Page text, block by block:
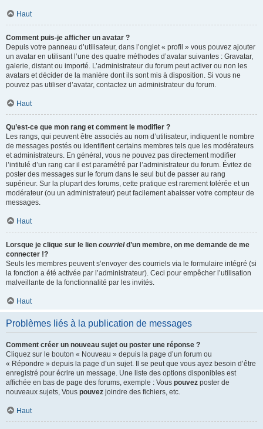
Haut
Comment puis-je afficher un avatar ?
Depuis votre panneau d’utilisateur, dans l’onglet « profil » vous pouvez ajouter
un avatar en utilisant l’une des quatre méthodes d’avatar suivantes : Gravatar,
galerie, distant ou importé. L’administrateur du forum peut activer ou non les
avatars et décider de la manière dont ils sont mis à disposition. Si vous ne
pouvez pas utiliser d’avatar, contactez un administrateur du forum.
Haut
Qu’est-ce que mon rang et comment le modifier ?
Les rangs, qui peuvent être associés au nom d’utilisateur, indiquent le nombre
de messages postés ou identifient certains membres tels que les modérateurs
et administrateurs. En général, vous ne pouvez pas directement modifier
l’intitulé d’un rang car il est paramétré par l’administrateur du forum. Évitez de
poster des messages sur le forum dans le seul but de passer au rang
supérieur. Sur la plupart des forums, cette pratique est rarement tolérée et un
modérateur (ou un administrateur) peut facilement abaisser votre compteur de
messages.
Haut
Lorsque je clique sur le lien courrield’un membre, on me demande de me
connecter !?
Seuls les membres peuvent s’envoyer des courriels via le formulaire intégré (si
la fonction a été activée par l’administrateur). Ceci pour empêcher l’utilisation
malveillante de la fonctionnalité par les invités.
Haut
Problèmes liés à la publication de messages
Comment créer un nouveau sujet ou poster une réponse ?
Cliquez sur le bouton « Nouveau » depuis la page d’un forum ou
« Répondre » depuis la page d’un sujet. Il se peut que vous ayez besoin d’être
enregistré pour écrire un message. Une liste des options disponibles est
affichée en bas de page des forums, exemple : Vous pouvez poster de
nouveaux sujets, Vous pouvez joindre des fichiers, etc.
Haut